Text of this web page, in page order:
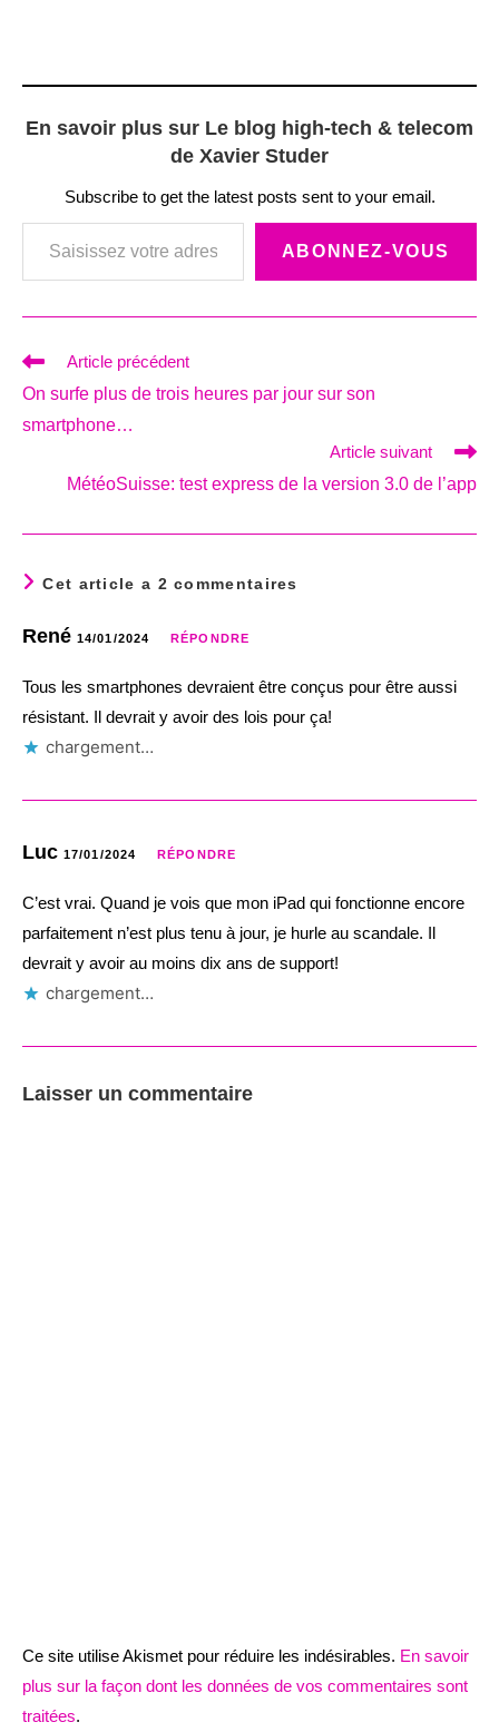
En savoir plus sur Le blog high-tech & telecom
de Xavier Studer
Subscribe to get the latest posts sent to your email.
Saisissez votre adresse e-mail…
ABONNEZ-VOUS
Read
articles
Article précédent
On surfe plus de trois heures par jour sur son
smartphone…
Article suivant
MétéoSuisse: test express de la version 3.0 de l’app
Cet article a 2 commentaires
René 14/01/2024 RÉPONDRE
Tous les smartphones devraient être conçus pour être aussi
résistant. Il devrait y avoir des lois pour ça!
chargement…
Luc 17/01/2024 RÉPONDRE
C’est vrai. Quand je vois que mon iPad qui fonctionne encore
parfaitement n’est plus tenu à jour, je hurle au scandale. Il
devrait y avoir au moins dix ans de support!
chargement…
Laisser un commentaire
Ce site utilise Akismet pour réduire les indésirables. En savoir
plus sur la façon dont les données de vos commentaires sont
traitées.